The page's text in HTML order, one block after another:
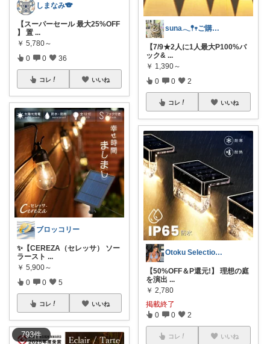
793件
しまなみ🐨
【スーパーセール 最大25%OFF
】 置 ...
￥ 5,780～
0 0 36
コレ いいね
ブロッコリー
✨【CEREZA（セレッサ） ソー
ラースト ...
￥ 5,900～
0 0 5
コレ いいね
suna𓂃𖤥𖥧ご購入感謝´`*
【7/9★2人に1人最大P100%バ
ック& ...
￥ 1,390～
0 0 2
コレ いいね
Otoku Selection🔥🛍️
【50%OFF＆P還元!】 理想の庭
を演出 ...
￥ 2,780
掲載終了
0 0 2
コレ いいね